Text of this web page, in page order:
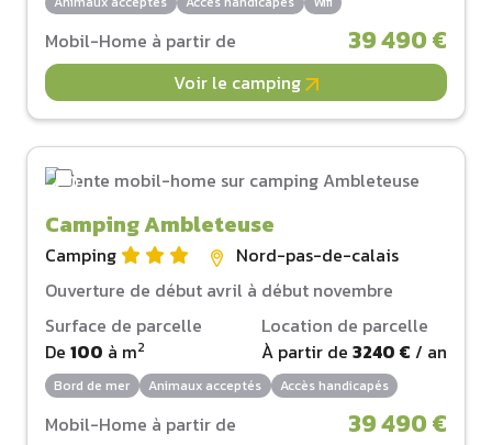
Mobil-Home à partir de 39 490 €
Voir le camping
Camping Ambleteuse
Camping
Nord-pas-de-calais
Ouverture de début avril à début novembre
Surface de parcelle
De 100 à m2
Location de parcelle
À partir de 3240 € / an
Bord de mer Animaux acceptés Accès handicapés
Mobil-Home à partir de 39 490 €